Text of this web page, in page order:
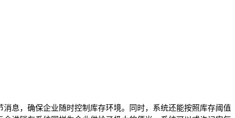
息，确保企业随时控制库存环境。同时，系统还能按照库存阈值